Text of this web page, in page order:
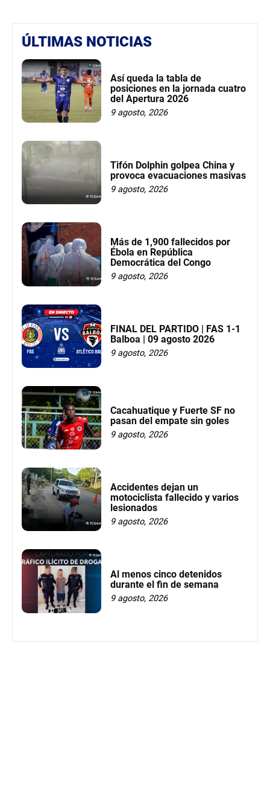
ÚLTIMAS NOTICIAS
Así queda la tabla de
posiciones en la jornada cuatro
del Apertura 2026
9 agosto, 2026
Tifón Dolphin golpea China y
provoca evacuaciones masivas
9 agosto, 2026
Más de 1,900 fallecidos por
Ébola en República
Democrática del Congo
9 agosto, 2026
FINAL DEL PARTIDO | FAS 1-1
Balboa | 09 agosto 2026
9 agosto, 2026
Cacahuatique y Fuerte SF no
pasan del empate sin goles
9 agosto, 2026
Accidentes dejan un
motociclista fallecido y varios
lesionados
9 agosto, 2026
Al menos cinco detenidos
durante el fin de semana
9 agosto, 2026